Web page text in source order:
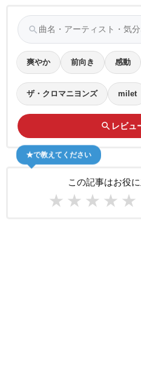
search
爽やか 前向き 感動
ザ・クロマニヨンズ milet
search レビュ
この記事はお役
★ ★ ★ ★ ★
★で教えてください